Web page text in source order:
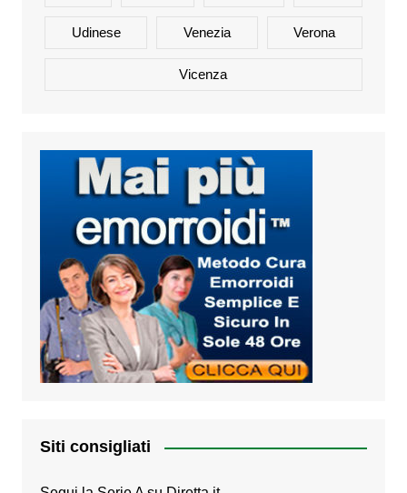
Udinese Venezia Verona
Vicenza
Siti consigliati